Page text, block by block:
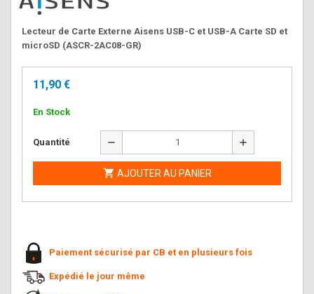
Lecteur de Carte Externe Aisens USB-C et USB-A Carte SD et
microSD (ASCR-2AC08-GR)
11,90 €
En Stock
Quantité remove add
 AJOUTER AU PANIER
Paiement sécurisé par CB et en plusieurs fois
Expédié le jour même